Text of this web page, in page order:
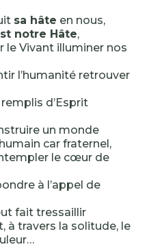
sa hâte en nous,
notre Hâte,
le Vivant illuminer nos
l’humanité retrouver
d’Esprit
un monde
car fraternel,
le cœur de
à l’appel de
fait tressaillir
à travers la solitude, le